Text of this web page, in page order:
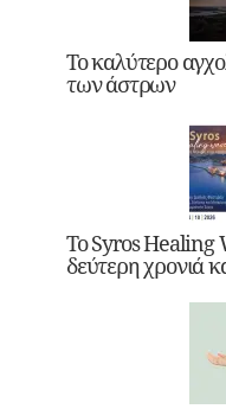
Το καλύτερο
των άστρων
Το Syros Healing
δεύτερη χρονιά